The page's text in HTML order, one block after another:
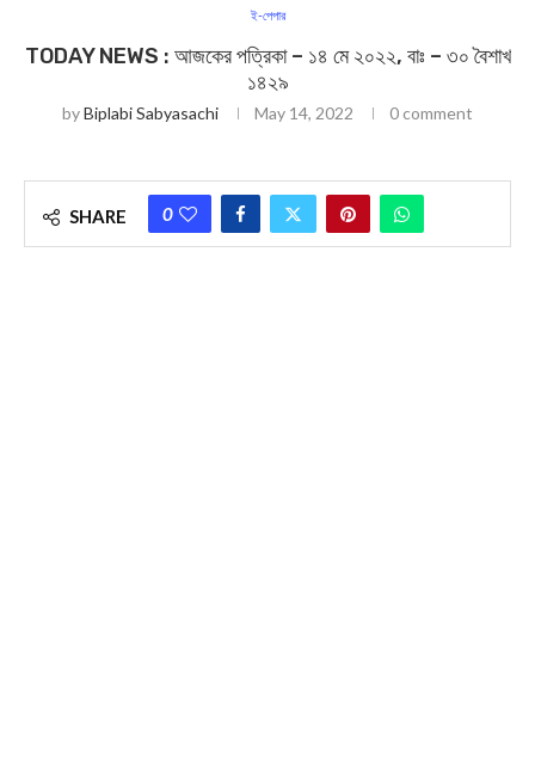
ই-পেপার
TODAY NEWS : আজকের পত্রিকা – ১৪ মে ২০২২, বাঃ – ৩০ বৈশাখ
১৪২৯
byBiplabi Sabyasachi May 14, 2022 0 comment
SHARE 0